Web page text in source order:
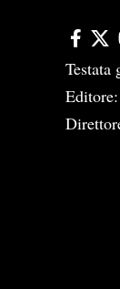
Testata
Editore: